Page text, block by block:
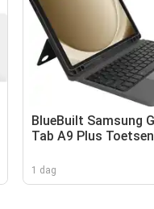
BlueBuilt Samsung
Tab A9 Plus
1 dag